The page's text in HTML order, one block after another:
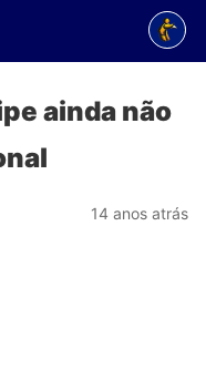
ainda não
14 anos atrás